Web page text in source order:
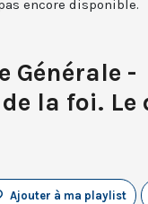
encore disponible.
Générale -
de la foi. Le
Ajouter à ma playlist